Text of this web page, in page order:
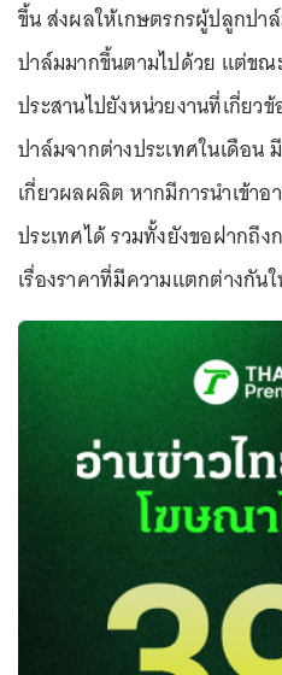
ขึ้น ส่งผลให้เกษตรกรผู้ปลูกปา
ปาล์มมากขึ้นตามไปด้วย แต่ขณ
ประสานไปยังหน่วยงานที่เกี่ยว
ปาล์มจากต่างประเทศในเดือน
เกี่ยวผลผลิต หากมีการนำเข้า
ประเทศได้ รวมทั้งยังขอฝากถึ
เรื่องราคาที่มีความแตกต่างกั